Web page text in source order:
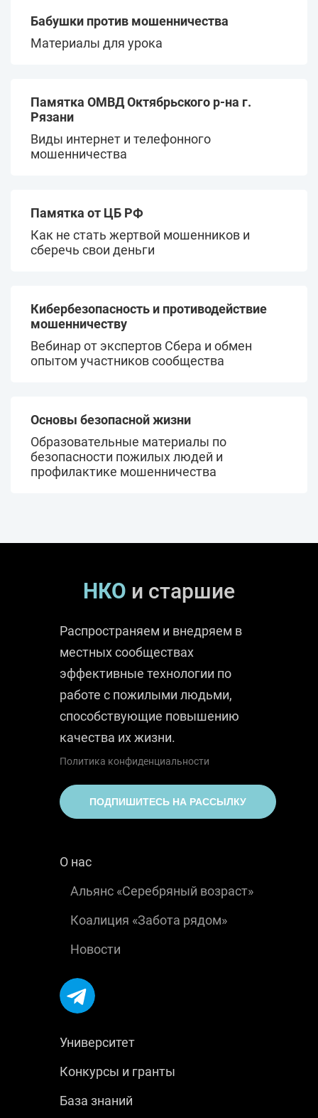
Бабушки против мошенничества
Материалы для урока
Памятка ОМВД Октябрьского р-на г.
Рязани
Виды интернет и телефонного
мошенничества
Памятка от ЦБ РФ
Как не стать жертвой мошенников и
сберечь свои деньги
Кибербезопасность и противодействие
мошенничеству
Вебинар от экспертов Сбера и обмен
опытом участников сообщества
Основы безопасной жизни
Образовательные материалы по
безопасности пожилых людей и
профилактике мошенничества
НКО и старшие
Распространяем и внедряем в
местных сообществах
эффективные технологии по
работе с пожилыми людьми,
способствующие повышению
качества их жизни.
Политика конфиденциальности
ПОДПИШИТЕСЬ НА РАССЫЛКУ
О нас
Альянс «Серебряный возраст»
Коалиция «Забота рядом»
Новости
Университет
Конкурсы и гранты
База знаний